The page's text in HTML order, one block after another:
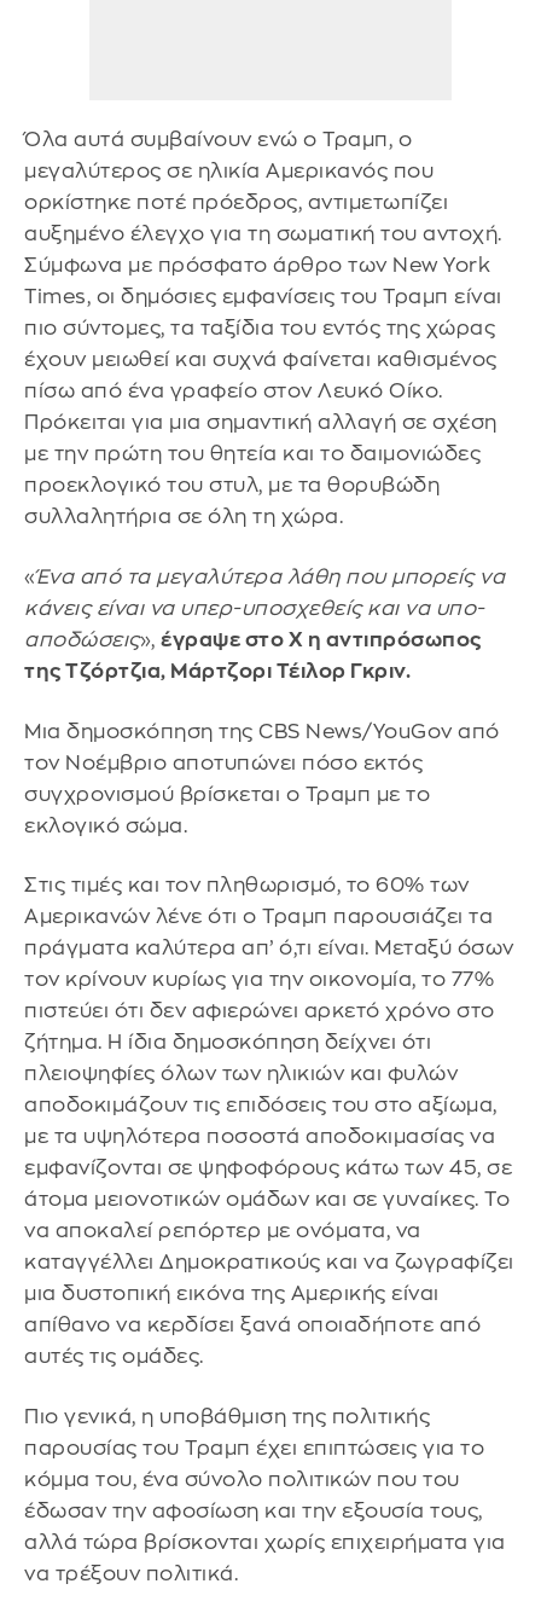
Όλα αυτά συμβαίνουν ενώ ο Τραμπ, ο
μεγαλύτερος σε ηλικία Αμερικανός που
ορκίστηκε ποτέ πρόεδρος, αντιμετωπίζει
αυξημένο έλεγχο για τη σωματική του αντοχή.
Σύμφωνα με πρόσφατο άρθρο των New York
Times, οι δημόσιες εμφανίσεις του Τραμπ είναι
πιο σύντομες, τα ταξίδια του εντός της χώρας
έχουν μειωθεί και συχνά φαίνεται καθισμένος
πίσω από ένα γραφείο στον Λευκό Οίκο.
Πρόκειται για μια σημαντική αλλαγή σε σχέση
με την πρώτη του θητεία και το δαιμονιώδες
προεκλογικό του στυλ, με τα θορυβώδη
συλλαλητήρια σε όλη τη χώρα.
«Ένα από τα μεγαλύτερα λάθη που μπορείς να
κάνεις είναι να υπερ-υποσχεθείς και να υπο-
αποδώσεις», έγραψε στο X η αντιπρόσωπος
της Τζόρτζια, Μάρτζορι Τέιλορ Γκριν.
Μια δημοσκόπηση της CBS News/YouGov από
τον Νοέμβριο αποτυπώνει πόσο εκτός
συγχρονισμού βρίσκεται ο Τραμπ με το
εκλογικό σώμα.
Στις τιμές και τον πληθωρισμό, το 60% των
Αμερικανών λένε ότι ο Τραμπ παρουσιάζει τα
πράγματα καλύτερα απ’ ό,τι είναι. Μεταξύ όσων
τον κρίνουν κυρίως για την οικονομία, το 77%
πιστεύει ότι δεν αφιερώνει αρκετό χρόνο στο
ζήτημα. Η ίδια δημοσκόπηση δείχνει ότι
πλειοψηφίες όλων των ηλικιών και φυλών
αποδοκιμάζουν τις επιδόσεις του στο αξίωμα,
με τα υψηλότερα ποσοστά αποδοκιμασίας να
εμφανίζονται σε ψηφοφόρους κάτω των 45, σε
άτομα μειονοτικών ομάδων και σε γυναίκες. Το
να αποκαλεί ρεπόρτερ με ονόματα, να
καταγγέλλει Δημοκρατικούς και να ζωγραφίζει
μια δυστοπική εικόνα της Αμερικής είναι
απίθανο να κερδίσει ξανά οποιαδήποτε από
αυτές τις ομάδες.
Πιο γενικά, η υποβάθμιση της πολιτικής
παρουσίας του Τραμπ έχει επιπτώσεις για το
κόμμα του, ένα σύνολο πολιτικών που του
έδωσαν την αφοσίωση και την εξουσία τους,
αλλά τώρα βρίσκονται χωρίς επιχειρήματα για
να τρέξουν πολιτικά.